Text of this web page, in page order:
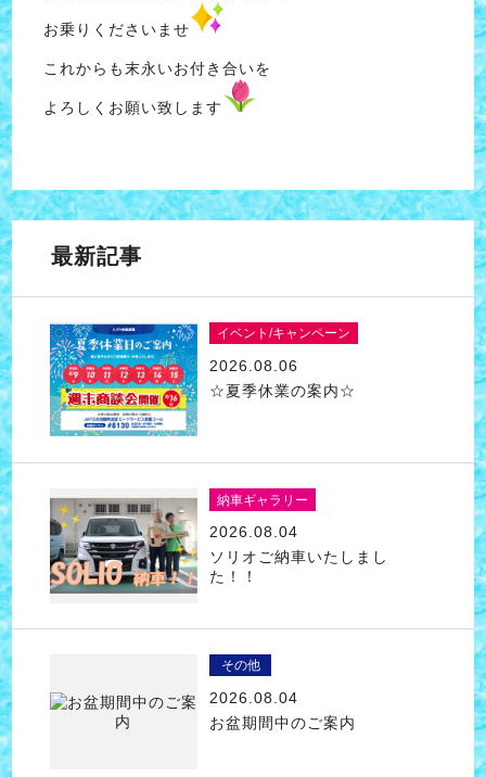
お乗りくださいませ
これからも末永いお付き合いを
よろしくお願い致します
最新記事
イベント/キャンペーン
2026.08.06
☆夏季休業の案内☆
納車ギャラリー
2026.08.04
ソリオご納車いたしまし
た！！
その他
2026.08.04
お盆期間中のご案内